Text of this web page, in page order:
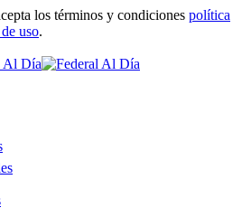
los términos y condiciones política
uso.